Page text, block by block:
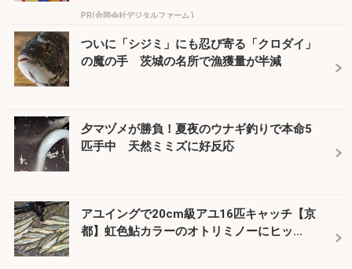
PR(合同会社デジタルファーム )
ついに「シジミ」にも忍び寄る「クロダイ」
の魔の手 茨城の名所で漁獲量が半減
夕マヅメが勝負！夏夜のウナギ釣りで本命5
匹手中 天然ミミズに好反応
アユイングで20cm級アユ16匹キャッチ【京
都】虹色鮎カラーのオトリミノーにヒッ...